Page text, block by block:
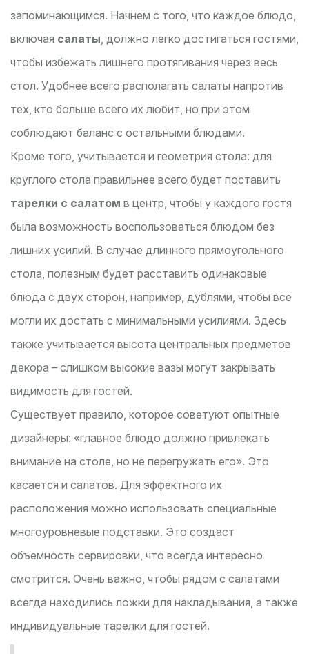
запоминающимся. Начнем с того, что каждое блюдо,
включая салаты, должно легко достигаться гостями,
чтобы избежать лишнего протягивания через весь
стол. Удобнее всего располагать салаты напротив
тех, кто больше всего их любит, но при этом
соблюдают баланс с остальными блюдами.
Кроме того, учитывается и геометрия стола: для
круглого стола правильнее всего будет поставить
тарелки с салатом в центр, чтобы у каждого гостя
была возможность воспользоваться блюдом без
лишних усилий. В случае длинного прямоугольного
стола, полезным будет расставить одинаковые
блюда с двух сторон, например, дублями, чтобы все
могли их достать с минимальными усилиями. Здесь
также учитывается высота центральных предметов
декора – слишком высокие вазы могут закрывать
видимость для гостей.
Существует правило, которое советуют опытные
дизайнеры: «главное блюдо должно привлекать
внимание на столе, но не перегружать его». Это
касается и салатов. Для эффектного их
расположения можно использовать специальные
многоуровневые подставки. Это создаст
объемность сервировки, что всегда интересно
смотрится. Очень важно, чтобы рядом с салатами
всегда находились ложки для накладывания, а также
индивидуальные тарелки для гостей.